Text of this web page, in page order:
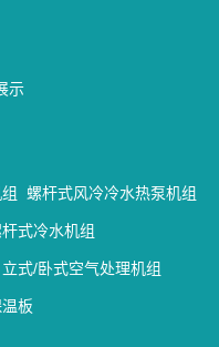
示
螺杆式风冷冷水热泵机组
杆式冷水机组
立式/卧式空气处理机组
板